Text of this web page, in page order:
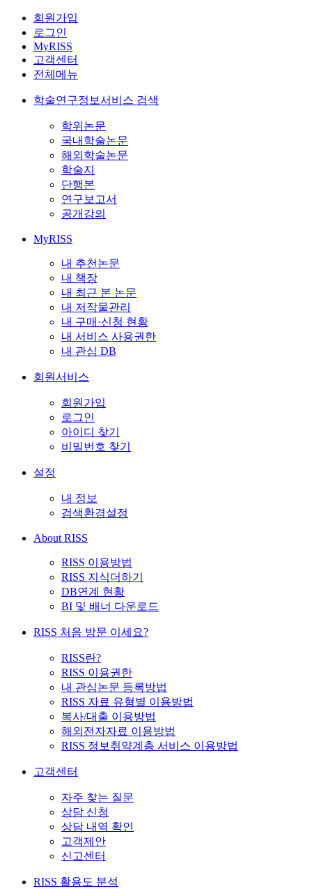
회원가입
로그인
MyRISS
고객센터
전체메뉴
학술연구정보서비스 검색
학위논문
국내학술논문
해외학술논문
학술지
단행본
연구보고서
공개강의
MyRISS
내 추천논문
내 책장
내 최근 본 논문
내 저작물관리
내 구매·신청 현황
내 서비스 사용권한
내 관심 DB
회원서비스
회원가입
로그인
아이디 찾기
비밀번호 찾기
설정
내 정보
검색환경설정
About RISS
RISS 이용방법
RISS 지식더하기
DB연계 현황
BI 및 배너 다운로드
RISS 처음 방문 이세요?
RISS란?
RISS 이용권한
내 관심논문 등록방법
RISS 자료 유형별 이용방법
복사/대출 이용방법
해외전자자료 이용방법
RISS 정보취약계층 서비스 이용방법
고객센터
자주 찾는 질문
상담 신청
상담 내역 확인
고객제안
신고센터
RISS 활용도 분석